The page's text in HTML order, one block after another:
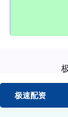
极速配资